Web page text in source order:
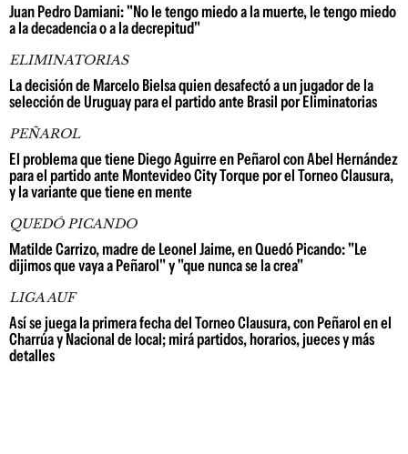
Juan Pedro Damiani: "No le tengo miedo a la muerte, le tengo miedo
a la decadencia o a la decrepitud"
ELIMINATORIAS
La decisión de Marcelo Bielsa quien desafectó a un jugador de la
selección de Uruguay para el partido ante Brasil por Eliminatorias
PEÑAROL
El problema que tiene Diego Aguirre en Peñarol con Abel Hernández
para el partido ante Montevideo City Torque por el Torneo Clausura,
y la variante que tiene en mente
QUEDÓ PICANDO
Matilde Carrizo, madre de Leonel Jaime, en Quedó Picando: "Le
dijimos que vaya a Peñarol" y "que nunca se la crea"
LIGA AUF
Así se juega la primera fecha del Torneo Clausura, con Peñarol en el
Charrúa y Nacional de local; mirá partidos, horarios, jueces y más
detalles